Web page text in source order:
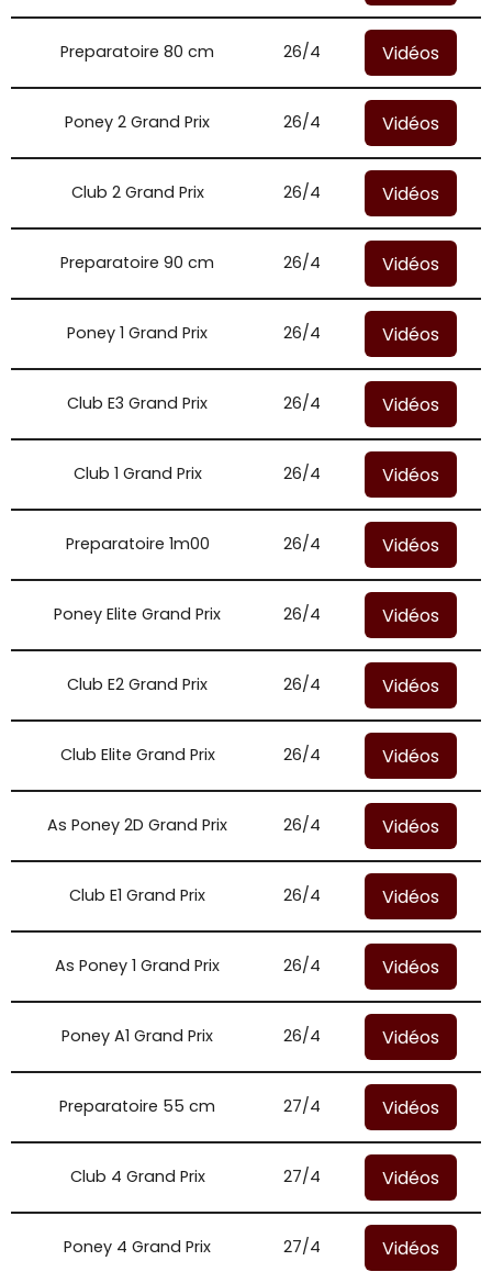
Preparatoire 80 cm 26/4 Vidéos
Poney 2 Grand Prix 26/4 Vidéos
Club 2 Grand Prix 26/4 Vidéos
Preparatoire 90 cm 26/4 Vidéos
Poney 1 Grand Prix 26/4 Vidéos
Club E3 Grand Prix 26/4 Vidéos
Club 1 Grand Prix 26/4 Vidéos
Preparatoire 1m00 26/4 Vidéos
Poney Elite Grand Prix 26/4 Vidéos
Club E2 Grand Prix 26/4 Vidéos
Club Elite Grand Prix 26/4 Vidéos
As Poney 2D Grand Prix 26/4 Vidéos
Club E1 Grand Prix 26/4 Vidéos
As Poney 1 Grand Prix 26/4 Vidéos
Poney A1 Grand Prix 26/4 Vidéos
Preparatoire 55 cm 27/4 Vidéos
Club 4 Grand Prix 27/4 Vidéos
Poney 4 Grand Prix 27/4 Vidéos